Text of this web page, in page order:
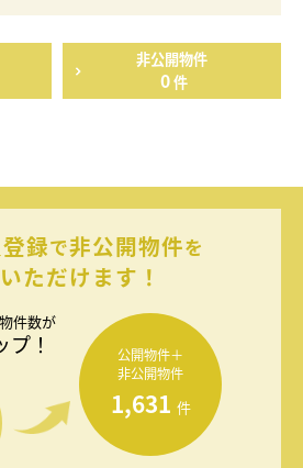
非公開物件
0件
録で非公開物件を
ただけます！
物件数が
！
公開物件＋
非公開物件
1,631 件